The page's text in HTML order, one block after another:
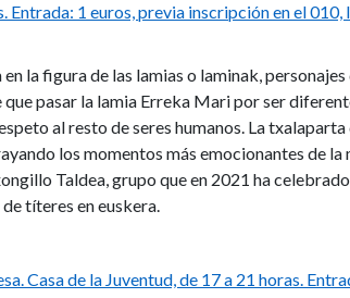
Entrada: 1 euros, previa inscripción en el
en la figura de las lamias o laminak,
pasar la lamia Erreka Mari por ser
al resto de seres humanos. La
los momentos más emocionantes de la
Taldea, grupo que en 2021 ha
títeres en euskera.
Casa de la Juventud, de 17 a 21 horas.